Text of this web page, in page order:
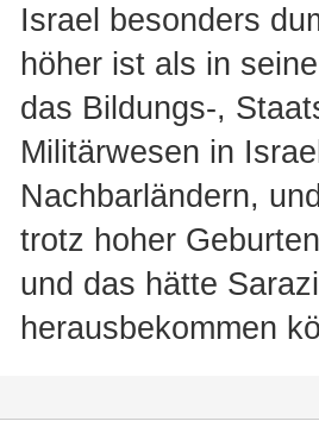
Israel besonders
höher ist als in
das Bildungs-,
Militärwesen in
Nachbarländern,
trotz hoher
und das hätte
herausbekommen